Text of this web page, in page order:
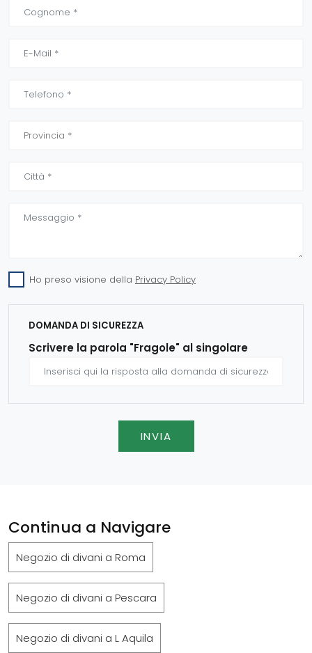
Ho preso visione della Privacy Policy
DOMANDA DI SICUREZZA
Scrivere la parola "Fragole" al singolare
INVIA
Continua a Navigare
Negozio di divani a Roma
Negozio di divani a Pescara
Negozio di divani a L Aquila